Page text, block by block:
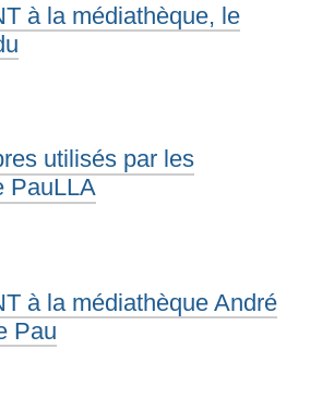
à la médiathèque, le
utilisés par les
PauLLA
à la médiathèque André
Pau